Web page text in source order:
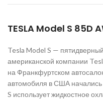
TESLA Model S 85D
Tesla Model S —
американской компании
на Франкфуртском
автомобиля в США
S использует жидкостное